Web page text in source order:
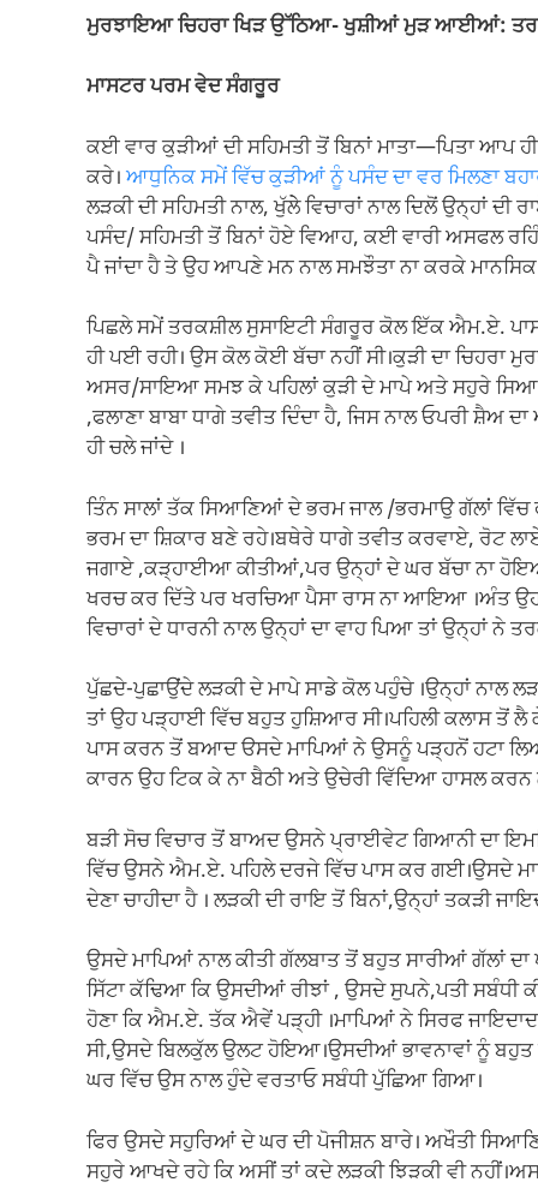
e
o
o
k
s
p
p
gr
m
y
k
e
ਮੁਰਝਾਇਆ ਚਿਹਰਾ ਖਿੜ ਉੱਠਿਆ- ਖੁਸ਼ੀਆਂ ਮੁੜ ਆਈਆਂ:
ਮਾਸਟਰ ਪਰਮ ਵੇਦ ਸੰਗਰੂਰ
ਕਈ ਵਾਰ ਕੁੜੀਆਂ ਦੀ ਸਹਿਮਤੀ ਤੋਂ ਬਿਨਾਂ ਮਾਤਾ—ਪਿਤਾ ਆਪ
ਕਰੇ।ਆਧੁਨਿਕ ਸਮੇਂ ਵਿੱਚ ਕੁੜੀਆਂ ਨੂੰ ਪਸੰਦ ਦਾ ਵਰ ਮਿਲਣਾ
ਲੜਕੀ ਦੀ ਸਹਿਮਤੀ ਨਾਲ, ਖੁੱਲੇੇ ਵਿਚਾਰਾਂ ਨਾਲ ਦਿਲੋਂ ਉਨ੍ਹਾਂ
ਪਸੰਦ/ ਸਹਿਮਤੀ ਤੋਂ ਬਿਨਾਂ ਹੋਏ ਵਿਆਹ, ਕਈ ਵਾਰੀ ਅਸਫਲ
ਪੈ ਜਾਂਦਾ ਹੈ‌ ਤੇ ਉਹ ਆਪਣੇ ਮਨ ਨਾਲ ਸਮਝੌਤਾ ਨਾ ਕਰਕੇ ਮਾਨਸਿਕ
ਪਿਛਲੇ ਸਮੇਂ ਤਰਕਸ਼ੀਲ ਸੁਸਾਇਟੀ ਸੰਗਰੂਰ ਕੋਲ ਇੱਕ ਐਮ.ਏ.
ਹੀ ਪਈ ਰਹੀ। ਉਸ ਕੋਲ ਕੋਈ ਬੱਚਾ ਨਹੀਂ ਸੀ।ਕੁੜੀ ਦਾ ਚਿਹਰਾ
ਅਸਰ/ਸਾਇਆ ਸਮਝ ਕੇ ਪਹਿਲਾਂ ਕੁੜੀ ਦੇ ਮਾਪੇ ਅਤੇ ਸਹੁਰੇ
,ਫਲਾਣਾ ਬਾਬਾ ਧਾਗੇ ਤਵੀਤ ਦਿੰਦਾ ਹੈ, ਜਿਸ ਨਾਲ ਓਪਰੀ ਸ਼ੈਅ
ਹੀ ਚਲੇ ਜਾਂਦੇ ।
ਤਿੰਨ ਸਾਲਾਂ ਤੱਕ ਸਿਆਣਿਆਂ ਦੇ ਭਰਮ ਜਾਲ /ਭਰਮਾਉ ਗੱਲਾਂ
ਭਰਮ ਦਾ ਸ਼ਿਕਾਰ ਬਣੇ ਰਹੇ।ਬਥੇਰੇ ਧਾਗੇ ਤਵੀਤ ਕਰਵਾਏ, ਰੋਟ
ਜਗਾਏ ,ਕੜ੍ਹਾਈਆ ਕੀਤੀਆਂ,ਪਰ ਉਨ੍ਹਾਂ ਦੇ ਘਰ ਬੱਚਾ ਨਾ
ਖਰਚ ਕਰ ਦਿੱਤੇ ਪਰ ਖਰਚਿਆ ਪੈਸਾ ਰਾਸ ਨਾ ਆਇਆ ।ਅੰਤ
ਵਿਚਾਰਾਂ ਦੇ ਧਾਰਨੀ ਨਾਲ ਉਨ੍ਹਾਂ ਦਾ ਵਾਹ ਪਿਆ ਤਾਂ ਉਨ੍ਹਾਂ ਨੇ
ਪੁੱਛਦੇ-ਪੁਛਾਉਂਦੇ ਲੜਕੀ ਦੇ ਮਾਪੇ ਸਾਡੇ ਕੋਲ ਪਹੁੰਚੇ ।ਉਨ੍ਹਾਂ ਨਾਲ
ਤਾਂ ਉਹ ਪੜ੍ਹਾਈ ਵਿੱਚ ਬਹੁਤ ਹੁਸ਼ਿਆਰ ਸੀ।ਪਹਿਲੀ ਕਲਾਸ ਤੋਂ
ਪਾਸ ਕਰਨ ਤੋਂ ਬਆਦ ੳਸਦੇ ਮਾਪਿਆਂ ਨੇ ਉਸਨੂੰ ਪੜ੍ਹਨੋਂ ਹਟਾ
ਕਾਰਨ ਉਹ ਟਿਕ ਕੇ ਨਾ ਬੈਠੀ ਅਤੇ ਉਚੇਰੀ ਵਿੱਦਿਆ ਹਾਸਲ
ਬੜੀ ਸੋਚ ਵਿਚਾਰ ਤੋਂ ਬਾਅਦ ਉਸਨੇ ਪ੍ਰਾਈਵੇਟ ਗਿਆਨੀ ਦਾ
ਵਿੱਚ ਉਸਨੇ ਐਮ.ਏ. ਪਹਿਲੇ ਦਰਜੇ ਵਿੱਚ ਪਾਸ ਕਰ ਗਈ।ਉਸਦੇ
ਦੇਣਾ ਚਾਹੀਦਾ ਹੈ । ਲੜਕੀ ਦੀ ਰਾਇ ਤੋਂ ਬਿਨਾਂ,ਉਨ੍ਹਾਂ ਤਕੜੀ
ਉਸਦੇ ਮਾਪਿਆਂ ਨਾਲ ਕੀਤੀ ਗੱਲਬਾਤ ਤੋਂ ਬਹੁਤ ਸਾਰੀਆਂ ਗੱਲਾਂ
ਸਿੱਟਾ ਕੱਢਿਆ ਕਿ ਉਸਦੀਆਂ ਰੀਝਾਂ , ਉਸਦੇ ਸੁਪਨੇ,ਪਤੀ
ਹੋਣਾ ਕਿ ਐਮ.ਏ. ਤੱਕ ਐਵੇਂ ਪੜ੍ਹੀ ।ਮਾਪਿਆਂ ਨੇ ਸਿਰਫ
ਸੀ,ਉਸਦੇ ਬਿਲਕੁੱਲ ਉਲਟ ਹੋਇਆ।ਉਸਦੀਆਂ ਭਾਵਨਾਵਾਂ ਨੂੰ ਬਹੁਤ
ਘਰ ਵਿੱਚ ਉਸ ਨਾਲ ਹੁੰਦੇ ਵਰਤਾਓ ਸਬੰਧੀ ਪੁੱਛਿਆ ਗਿਆ।
ਫਿਰ ਉਸਦੇ ਸਹੁਰਿਆਂ ਦੇ ਘਰ ਦੀ ਪੋਜੀਸ਼ਨ ਬਾਰੇ। ਅਖੌਤੀ
ਸਹੁਰੇ ਆਖਦੇ ਰਹੇ ਕਿ ਅਸੀਂ ਤਾਂ ਕਦੇ ਲੜਕੀ ਝਿੜਕੀ ਵੀ